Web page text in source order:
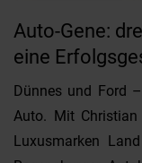
Auto-Gene:
eine
Dünnes und Ford
Auto. Mit
Luxusmarken